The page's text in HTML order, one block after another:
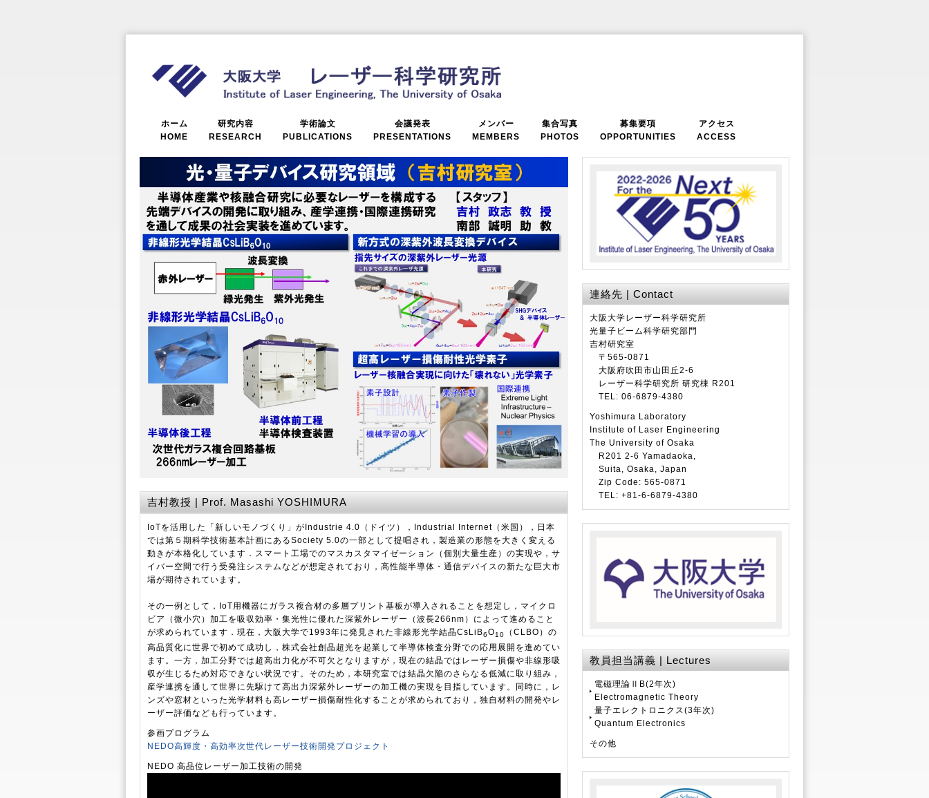
ホーム
HOME
研究内容
RESEARCH
学術論文
PUBLICATIONS
会議発表
PRESENTATIONS
メンバー
MEMBERS
集合写真
PHOTOS
募集要項
OPPORTUNITIES
アクセス
ACCESS
吉村教授 | Prof. Masashi YOSHIMURA
IoTを活用した「新しいモノづくり」がIndustrie 4.0（ドイツ），Industrial Internet（米国），日本
では第５期科学技術基本計画にあるSociety 5.0の一部として提唱され，製造業の形態を大きく変える
動きが本格化しています．スマート工場でのマスカスタマイゼーション（個別大量生産）の実現や，サ
イバー空間で行う受発注システムなどが想定されており，高性能半導体・通信デバイスの新たな巨大市
場が期待されています。
その一例として，IoT用機器にガラス複合材の多層プリント基板が導入されることを想定し，マイクロ
ビア（微小穴）加工を吸収効率・集光性に優れた深紫外レーザー（波長266nm）によって進めること
が求められています．現在，大阪大学で1993年に発見された非線形光学結晶CsLiB6O10
（CLBO）の
高品質化に世界で初めて成功し，株式会社創晶超光を起業して半導体検査分野での応用展開を進めてい
ます。一方，加工分野では超高出力化が不可欠となりますが，現在の結晶ではレーザー損傷や非線形吸
収が生じるため対応できない状況です。そのため，本研究室では結晶欠陥のさらなる低減に取り組み，
産学連携を通して世界に先駆けて高出力深紫外レーザーの加工機の実現を目指しています。同時に，レ
ンズや窓材といった光学材料も高レーザー損傷耐性化することが求められており，独自材料の開発やレ
ーザー評価なども行っています。
参画プログラム
NEDO高輝度・高効率次世代レーザー技術開発プロジェクト
NEDO 高品位レーザー加工技術の開発
連絡先 | Contact
大阪大学レーザー科学研究所
光量子ビーム科学研究部門
吉村研究室
〒565-0871
大阪府吹田市山田丘2-6
レーザー科学研究所 研究棟 R201
TEL: 06-6879-4380
Yoshimura Laboratory
Institute of Laser Engineering
The University of Osaka
R201 2-6 Yamadaoka,
Suita, Osaka, Japan
Zip Code: 565-0871
TEL: +81-6-6879-4380
教員担当講義 | Lectures
電磁理論ⅡB(2年次)
Electromagnetic Theory
量子エレクトロニクス(3年次)
Quantum Electronics
その他